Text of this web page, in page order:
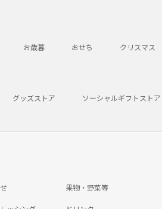
お歳暮 おせち クリスマス
グッズストア ソーシャルギフトストア
果物・野菜等